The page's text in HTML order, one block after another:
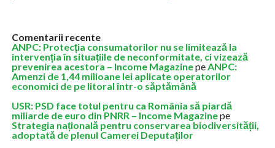
Comentarii recente
ANPC: Protecția consumatorilor nu se limitează la
intervenția în situațiile de neconformitate, ci vizează
prevenirea acestora – Income MagazinepeANPC:
Amenzi de 1,44 milioane lei aplicate operatorilor
economici de pe litoral într-o săptămână
USR: PSD face totul pentru ca România să piardă
miliarde de euro din PNRR – Income Magazinepe
Strategia națională pentru conservarea biodiversității,
adoptată de plenul Camerei Deputaților